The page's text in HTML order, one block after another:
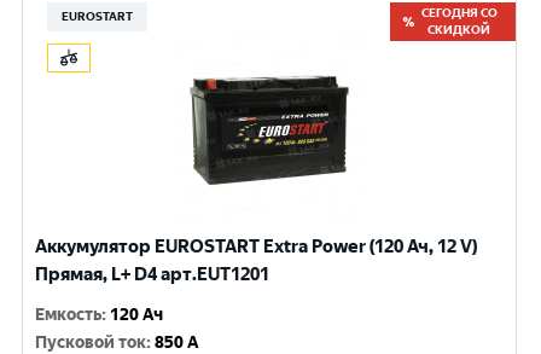
EUROSTART
СЕГОДНЯ СО
СКИДКОЙ
Аккумулятор EUROSTART Extra Power (120 Ач, 12 V)
Прямая, L+ D4 арт.EUT1201
Емкость: 120 Ач
Пусковой ток:850 A